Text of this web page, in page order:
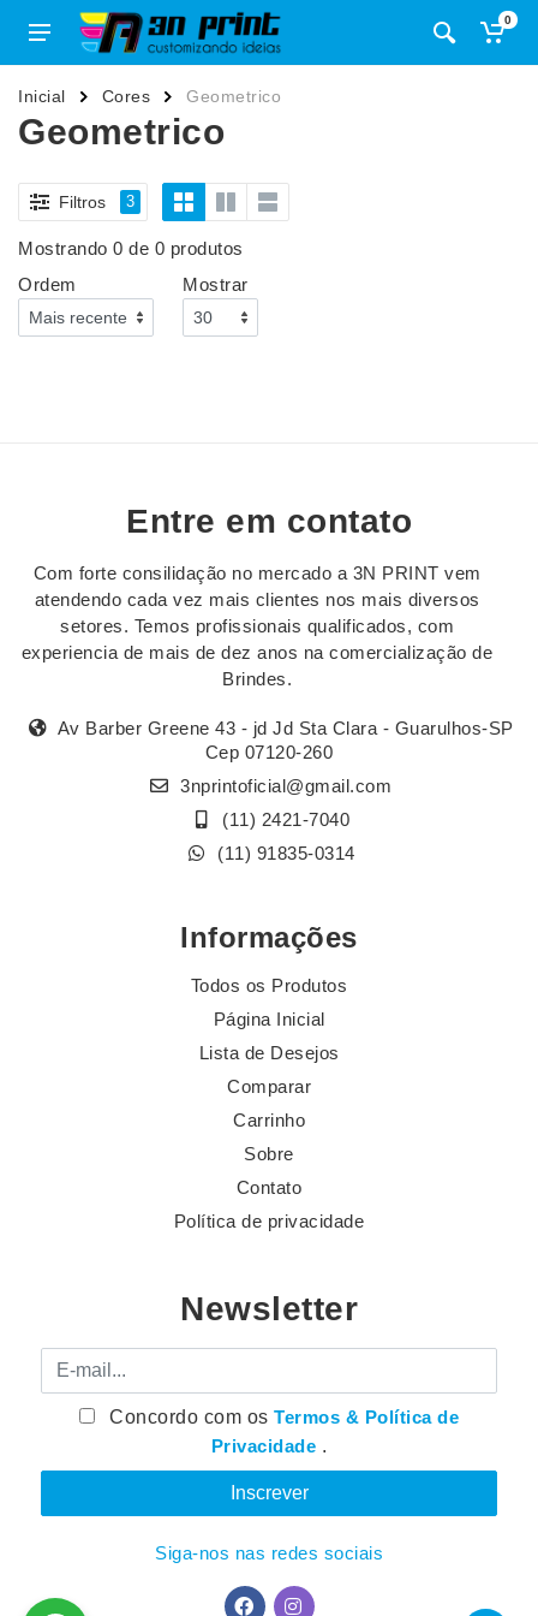
0
Inicial Cores Geometrico
Geometrico
Filtros 3
Mostrando 0 de 0 produtos
Ordem
Mostrar
Entre em contato
Com forte consilidação no mercado a 3N PRINT vem
atendendo cada vez mais clientes nos mais diversos
setores. Temos profissionais qualificados, com
experiencia de mais de dez anos na comercialização de
Brindes.
Av Barber Greene 43 - jd Jd Sta Clara - Guarulhos-SP
Cep 07120-260
3nprintoficial@gmail.com
(11) 2421-7040
(11) 91835-0314
Informações
Todos os Produtos
Página Inicial
Lista de Desejos
Comparar
Carrinho
Sobre
Contato
Política de privacidade
Newsletter
E-mail
Concordo com osTermos & Política de
Privacidade .
Siga-nos nas redes sociais